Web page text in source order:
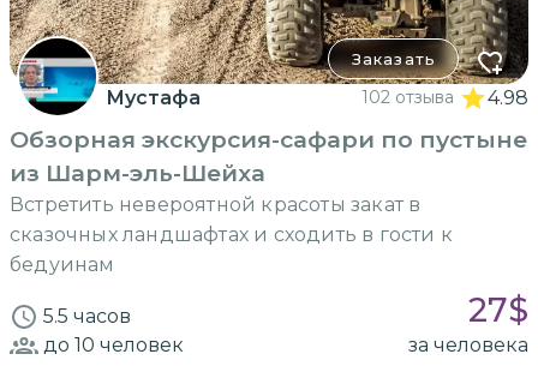
Заказать
Мустафа 102 отзыва 4.98
Обзорная экскурсия-сафари по пустыне
из Шарм-эль-Шейха
Встретить невероятной красоты закат в
сказочных ландшафтах и сходить в гости к
бедуинам
5.5 часов 27$
до 10 человек за человека